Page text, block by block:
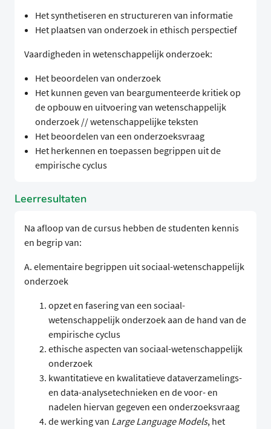
Het synthetiseren en structureren van informatie
Het plaatsen van onderzoek in ethisch perspectief
Vaardigheden in wetenschappelijk onderzoek:
Het beoordelen van onderzoek
Het kunnen geven van beargumenteerde kritiek op
de opbouw en uitvoering van wetenschappelijk
onderzoek // wetenschappelijke teksten
Het beoordelen van een onderzoeksvraag
Het herkennen en toepassen begrippen uit de
empirische cyclus
Leerresultaten
Na afloop van de cursus hebben de studenten kennis
en begrip van:
A. elementaire begrippen uit sociaal-wetenschappelijk
onderzoek
opzet en fasering van een sociaal-
wetenschappelijk onderzoek aan de hand van de
empirische cyclus
ethische aspecten van sociaal-wetenschappelijk
onderzoek
kwantitatieve en kwalitatieve dataverzamelings-
en data-analysetechnieken en de voor- en
nadelen hiervan gegeven een onderzoeksvraag
de werking van Large Language Models, het